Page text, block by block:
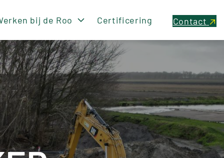
bij de Roo Certificering Contact